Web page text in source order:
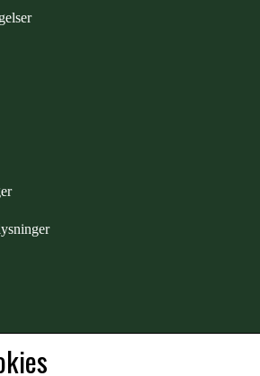
WAHLSTEN
WALSH